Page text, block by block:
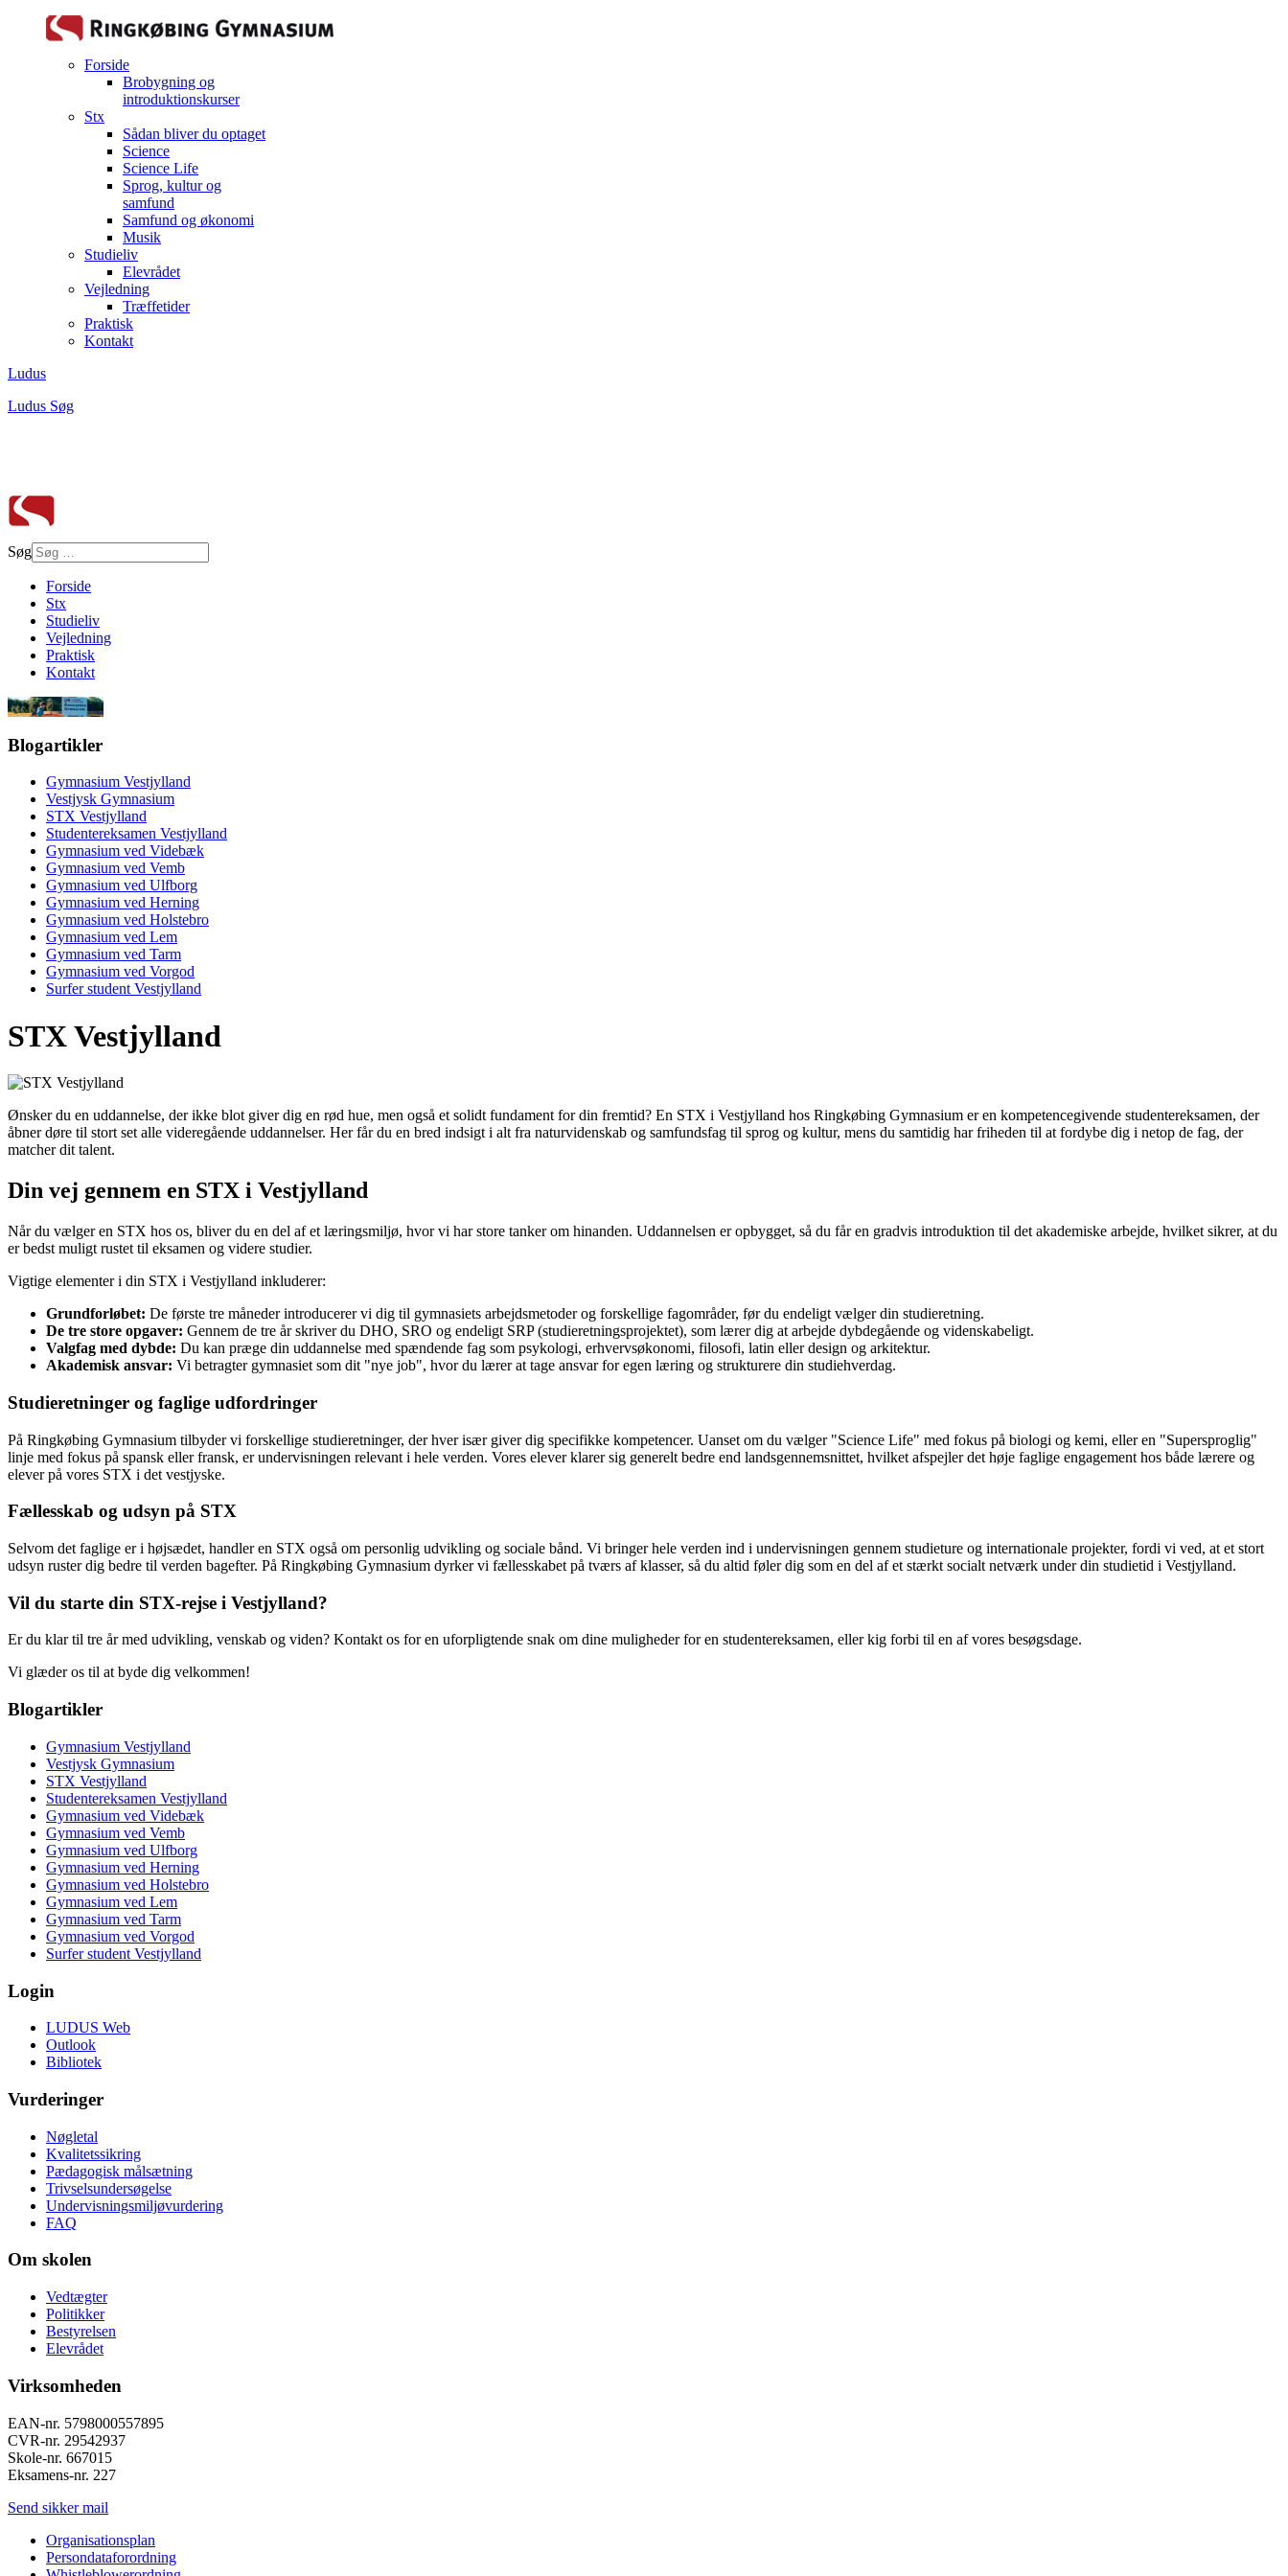
Forside
Brobygning og
introduktionskurser
Stx
Sådan bliver du optaget
Science
Science Life
Sprog, kultur og
samfund
Samfund og økonomi
Musik
Studieliv
Elevrådet
Vejledning
Træffetider
Praktisk
Kontakt
Ludus
Ludus Søg
Søg
Forside
Stx
Studieliv
Vejledning
Praktisk
Kontakt
Blogartikler
Gymnasium Vestjylland
Vestjysk Gymnasium
STX Vestjylland
Studentereksamen Vestjylland
Gymnasium ved Videbæk
Gymnasium ved Vemb
Gymnasium ved Ulfborg
Gymnasium ved Herning
Gymnasium ved Holstebro
Gymnasium ved Lem
Gymnasium ved Tarm
Gymnasium ved Vorgod
Surfer student Vestjylland
STX Vestjylland
Ønsker du en uddannelse, der ikke blot giver dig en rød hue, men også et solidt fundament for din fremtid? En STX i Vestjylland hos Ringkøbing Gymnasium er en kompetencegivende studentereksamen, der
åbner døre til stort set alle videregående uddannelser. Her får du en bred indsigt i alt fra naturvidenskab og samfundsfag til sprog og kultur, mens du samtidig har friheden til at fordybe dig i netop de fag, der
matcher dit talent.
Din vej gennem en STX i Vestjylland
Når du vælger en STX hos os, bliver du en del af et læringsmiljø, hvor vi har store tanker om hinanden. Uddannelsen er opbygget, så du får en gradvis introduktion til det akademiske arbejde, hvilket sikrer, at du
er bedst muligt rustet til eksamen og videre studier.
Vigtige elementer i din STX i Vestjylland inkluderer:
Grundforløbet: De første tre måneder introducerer vi dig til gymnasiets arbejdsmetoder og forskellige fagområder, før du endeligt vælger din studieretning.
De tre store opgaver: Gennem de tre år skriver du DHO, SRO og endeligt SRP (studieretningsprojektet), som lærer dig at arbejde dybdegående og videnskabeligt.
Valgfag med dybde: Du kan præge din uddannelse med spændende fag som psykologi, erhvervsøkonomi, filosofi, latin eller design og arkitektur.
Akademisk ansvar: Vi betragter gymnasiet som dit "nye job", hvor du lærer at tage ansvar for egen læring og strukturere din studiehverdag.
Studieretninger og faglige udfordringer
På Ringkøbing Gymnasium tilbyder vi forskellige studieretninger, der hver især giver dig specifikke kompetencer. Uanset om du vælger "Science Life" med fokus på biologi og kemi, eller en "Supersproglig"
linje med fokus på spansk eller fransk, er undervisningen relevant i hele verden. Vores elever klarer sig generelt bedre end landsgennemsnittet, hvilket afspejler det høje faglige engagement hos både lærere og
elever på vores STX i det vestjyske.
Fællesskab og udsyn på STX
Selvom det faglige er i højsædet, handler en STX også om personlig udvikling og sociale bånd. Vi bringer hele verden ind i undervisningen gennem studieture og internationale projekter, fordi vi ved, at et stort
udsyn ruster dig bedre til verden bagefter. På Ringkøbing Gymnasium dyrker vi fællesskabet på tværs af klasser, så du altid føler dig som en del af et stærkt socialt netværk under din studietid i Vestjylland.
Vil du starte din STX-rejse i Vestjylland?
Er du klar til tre år med udvikling, venskab og viden? Kontakt os for en uforpligtende snak om dine muligheder for en studentereksamen, eller kig forbi til en af vores besøgsdage.
Vi glæder os til at byde dig velkommen!
Blogartikler
Gymnasium Vestjylland
Vestjysk Gymnasium
STX Vestjylland
Studentereksamen Vestjylland
Gymnasium ved Videbæk
Gymnasium ved Vemb
Gymnasium ved Ulfborg
Gymnasium ved Herning
Gymnasium ved Holstebro
Gymnasium ved Lem
Gymnasium ved Tarm
Gymnasium ved Vorgod
Surfer student Vestjylland
Login
LUDUS Web
Outlook
Bibliotek
Vurderinger
Nøgletal
Kvalitetssikring
Pædagogisk målsætning
Trivselsundersøgelse
Undervisningsmiljøvurdering
FAQ
Om skolen
Vedtægter
Politikker
Bestyrelsen
Elevrådet
Virksomheden
EAN-nr. 5798000557895
CVR-nr. 29542937
Skole-nr. 667015
Eksamens-nr. 227
Send sikker mail
Organisationsplan
Persondataforordning